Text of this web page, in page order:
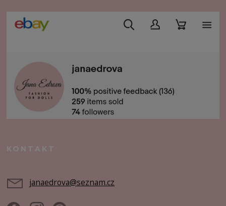
KONTAKT
janaedrova@seznam.cz